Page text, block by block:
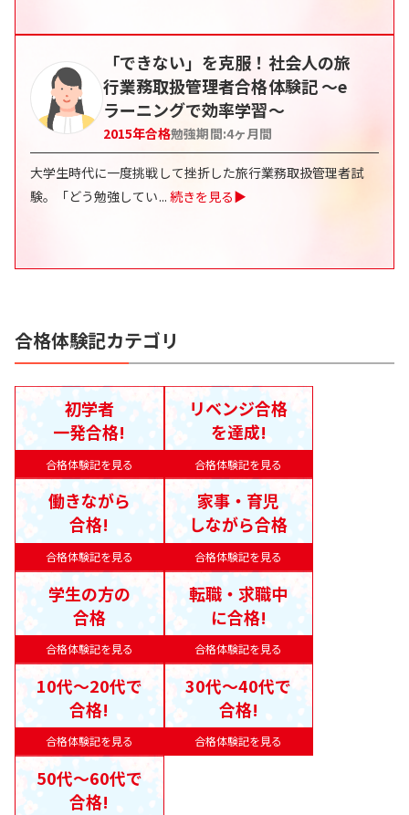
「できない」を克服！社会人の旅
行業務取扱管理者合格体験記 〜e
ラーニングで効率学習〜
2015年合格勉強期間:4ヶ月間
大学生時代に一度挑戦して挫折した旅行業務取扱管理者試
験。「どう勉強してい... 続きを見る▶
合格体験記カテゴリ
合格体験記を見る
初学者
一発合格!
合格体験記を見る
リベンジ合格
を達成!
合格体験記を見る
働きながら
合格!
合格体験記を見る
家事・育児
しながら合格
合格体験記を見る
学生の方の
合格
合格体験記を見る
転職・求職中
に合格!
合格体験記を見る
10代〜20代で
合格!
合格体験記を見る
30代〜40代で
合格!
50代〜60代で
合格!